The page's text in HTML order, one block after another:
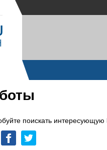
поискать